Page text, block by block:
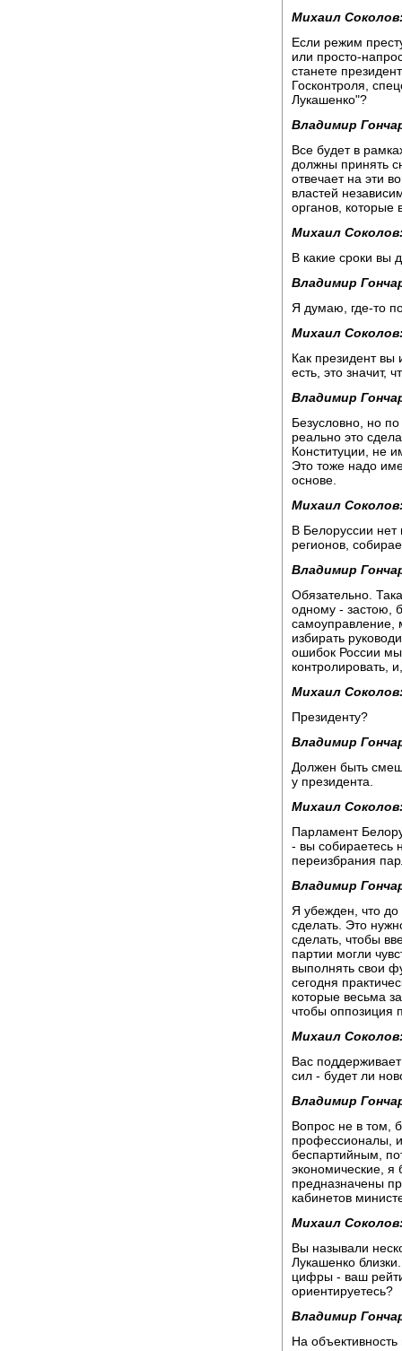
Михаил
Если режим
или просто-
станете
Госконтроля,
Лукашенко"?
Владимир
Все будет в
должны принять
отвечает на эти
властей
органов, которые
Михаил
В какие сроки вы
Владимир
Я думаю, где-то
Михаил
Как президент
есть, это значит,
Владимир
Безусловно, но
реально это
Конституции, не
Это тоже надо
основе.
Михаил
В Белоруссии
регионов,
Владимир
Обязательно.
одному - застою,
самоуправление,
избирать
ошибок России
контролировать,
Михаил
Президенту?
Владимир
Должен быть
у президента.
Михаил
Парламент
- вы собираетесь
переизбрания
Владимир
Я убежден, что
сделать. Это
сделать, чтобы
партии могли
выполнять свои
сегодня
которые весьма
чтобы оппозиция
Михаил
Вас
сил - будет ли
Владимир
Вопрос не в том,
профессионалы,
беспартийным,
экономические, я
предназначены
кабинетов
Михаил
Вы называли
Лукашенко
цифры - ваш
ориентируетесь?
Владимир
На